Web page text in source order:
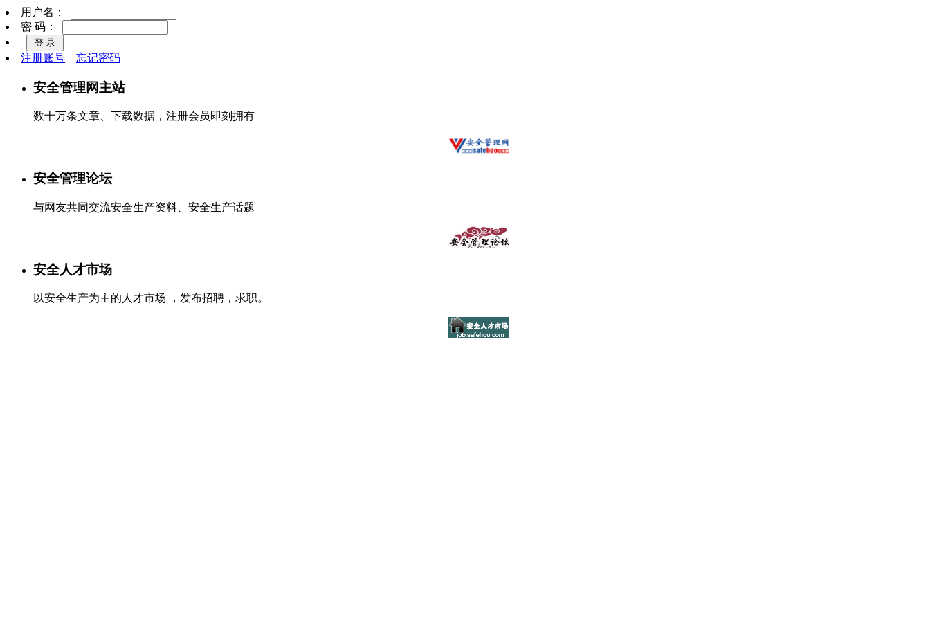
用户名：
密 码：
注册账号 忘记密码
安全管理网主站
数十万条文章、下载数据，注册会员即刻拥有
安全管理论坛
与网友共同交流安全生产资料、安全生产话题
安全人才市场
以安全生产为主的人才市场 ，发布招聘，求职。